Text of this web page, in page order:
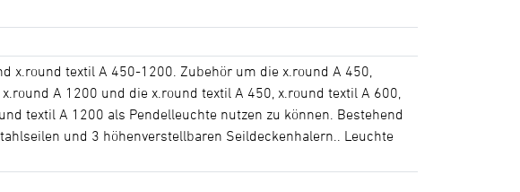
x.round textil A 450-1200. Zubehör um die x.round A 450,
A 1200 und die x.round textil A 450, x.round textil A 600,
textil A 1200 als Pendelleuchte nutzen zu können. Bestehend
und 3 höhenverstellbaren Seildeckenhalern.. Leuchte